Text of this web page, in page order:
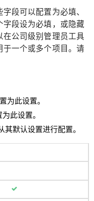
段可以配置为必填、
段设为必填，或隐藏
公司级别管理员工具
一个或多个项目。请
为此设置。
此设置。
默认设置进行配置。